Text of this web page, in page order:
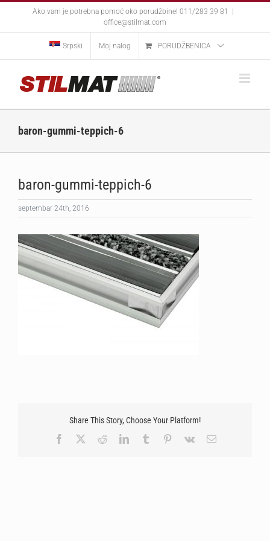
Ako vam je potrebna pomoć oko porudžbine! 011/283 39 81
office@stilmat.com
Srpski Moj nalog PORUDŽBENICA
baron-gummi-teppich-6
baron-gummi-teppich-6
septembar 24th, 2016
Share This Story, Choose Your Platform!
Facebook
RedditLinkedInTumblr Pinterest
Vk Email